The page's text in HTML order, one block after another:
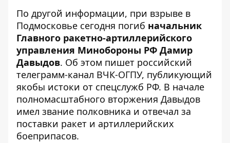
По другой информации, при взрыве в
Подмосковье сегодня погиб начальник
Главного ракетно-артиллерийского
управления Минобороны РФ Дамир
Давыдов. Об этом пишет российский
телеграмм-канал ВЧК-ОГПУ, публикующий
якобы истоки от спецслужб РФ. В начале
полномасштабного вторжения Давыдов
имел звание полковника и отвечал за
поставки ракет и артиллерийских
боеприпасов.